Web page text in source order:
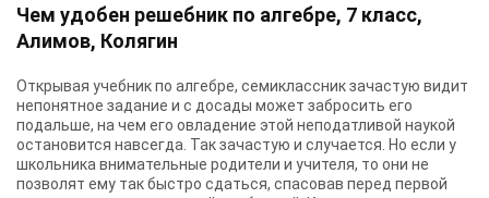
Чем удобен решебник по алгебре, 7 класс,
Алимов, Колягин
Открывая учебник по алгебре, семиклассник зачастую видит
непонятное задание и с досады может забросить его
подальше, на чем его овладение этой неподатливой наукой
остановится навсегда. Так зачастую и случается. Но если у
школьника внимательные родители и учителя, то они не
позволят ему так быстро сдаться, спасовав перед первой